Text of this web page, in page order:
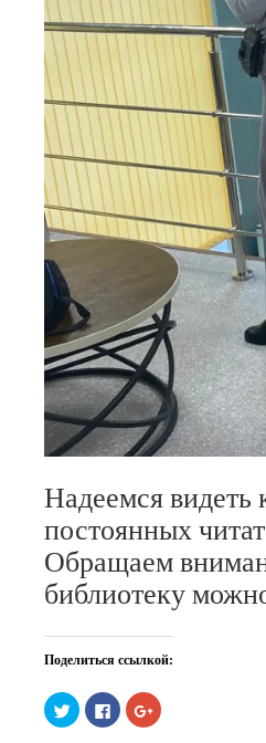
Надеемся видеть
постоянных
Обращаем
библиотеку
Поделиться ссылкой:
Нажмите,
чтобы
поделиться
Нажмите
здесь,
чтобы
Нажмите,
чтобы